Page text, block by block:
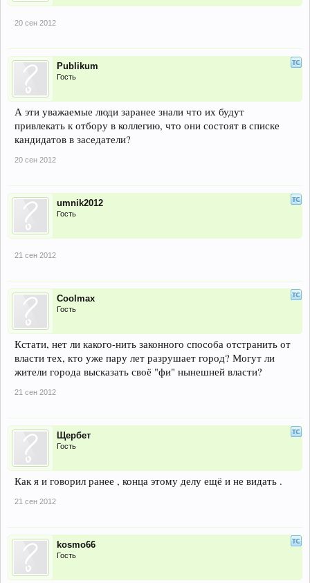
20 сен 2012
Publikum
Гость
А эти уважаемые люди заранее знали что их будут
привлекать к отбору в коллегию, что они состоят в списке
кандидатов в заседатели?
20 сен 2012
umnik2012
Гость
21 сен 2012
Coolmax
Гость
Кстати, нет ли какого-нить законного способа отстранить от
власти тех, кто уже пару лет разрушает город? Могут ли
жители города высказать своё "фи" нынешней власти?
21 сен 2012
Щербет
Гость
Как я и говорил ранее , конца этому делу ещё и не видать .
21 сен 2012
kosmo66
Гость